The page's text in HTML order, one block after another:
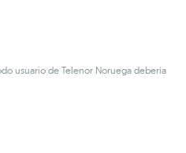
usuario de Telenor Noruega debería